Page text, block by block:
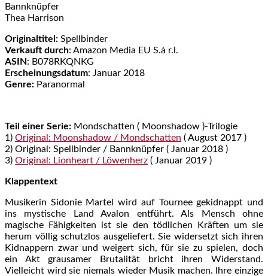
Bannknüpfer
Thea Harrison
Originaltitel: Spellbinder
Verkauft durch: Amazon Media EU S.à r.l.
ASIN: B078RKQNKG
Erscheinungsdatum: Januar 2018
Genre: Paranormal
Teil einer Serie: Mondschatten ( Moonshadow )-Trilogie
1) Original: Moonshadow / Mondschatten ( August 2017 )
2) Original: Spellbinder / Bannknüpfer ( Januar 2018 )
3) Original: Lionheart / Löwenherz ( Januar 2019 )
Klappentext
Musikerin Sidonie Martel wird auf Tournee gekidnappt und
ins mystische Land Avalon entführt. Als Mensch ohne
magische Fähigkeiten ist sie den tödlichen Kräften um sie
herum völlig schutzlos ausgeliefert. Sie widersetzt sich ihren
Kidnappern zwar und weigert sich, für sie zu spielen, doch
ein Akt grausamer Brutalität bricht ihren Widerstand.
Vielleicht wird sie niemals wieder Musik machen. Ihre einzige